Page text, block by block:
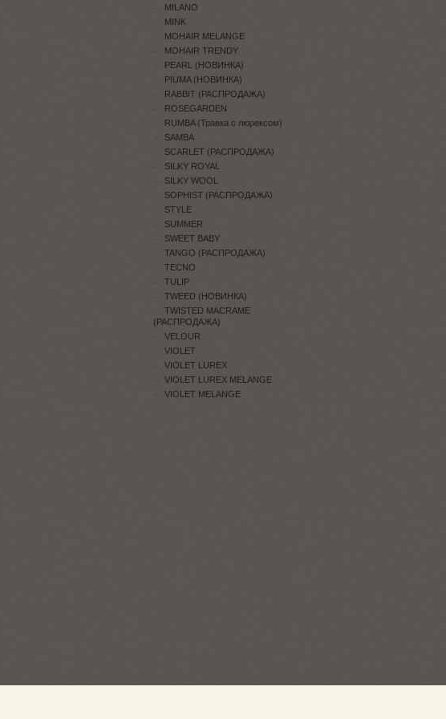
MILANO
MINK
MOHAIR MELANGE
MOHAIR TRENDY
PEARL (НОВИНКА)
PIUMA (НОВИНКА)
RABBIT (РАСПРОДАЖА)
ROSEGARDEN
RUMBA (Травка с люрексом)
SAMBA
SCARLET (РАСПРОДАЖА)
SILKY ROYAL
SILKY WOOL
SOPHIST (РАСПРОДАЖА)
STYLE
SUMMER
SWEET BABY
TANGO (РАСПРОДАЖА)
TECNO
TULIP
TWEED (НОВИНКА)
TWISTED MACRAME
(РАСПРОДАЖА)
VELOUR
VIOLET
VIOLET LUREX
VIOLET LUREX MELANGE
VIOLET MELANGE